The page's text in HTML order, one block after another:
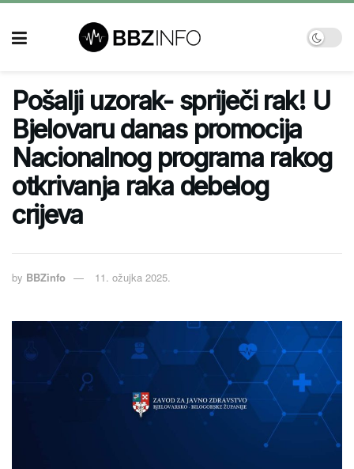
Pošalji uzorak- spriječi rak! U
Bjelovaru danas promocija
Nacionalnog programa rakog
otkrivanja raka debelog
crijeva
by BBZinfo 11. ožujka 2025.